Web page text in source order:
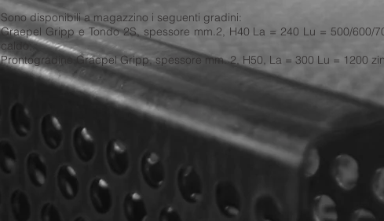
Sono disponibili a magazzino i seguenti gradini:
Graepel Gripp e Tondo 2S, spessore mm.2, H40 La = 240 Lu = 500/600/
caldo;
Prontogradino Graepel Gripp, spessore mm. 2, H50, La = 300 Lu = 1200